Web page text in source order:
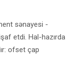
sənayesi -
etdi. Hal-hazırda
ofset çap